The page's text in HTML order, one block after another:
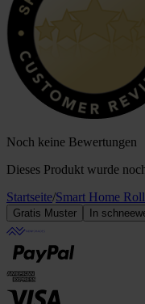
Noch keine Bewertungen
Dieses Produkt wurde
Startseite/Smart Home
Gratis Muster In